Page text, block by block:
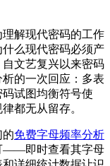
解现代密码的工作
么现代密码必须产
文艺复兴以来密码
的一次回应：多表
试图均衡符号使
都无从留存。
的免费字母频率分析
——即时查看其字母